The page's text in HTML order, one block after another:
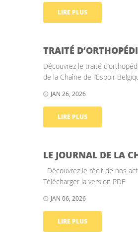
LIRE PLUS
TRAITÉ
Découvrez le traité
de la Chaîne de l’Espoir
JAN 26, 2026
LIRE PLUS
LE JOURNAL DE LA
Découvrez le récit de nos
Télécharger la version PDF
JAN 06, 2026
LIRE PLUS